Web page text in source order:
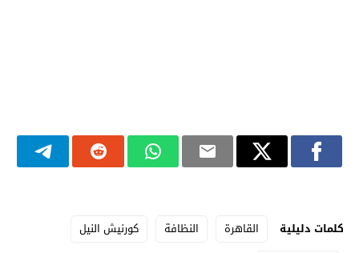
كلمات دليلية القاهرة النظافة
كورنيش النيل